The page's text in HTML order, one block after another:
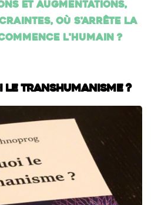
et augmentations,
où s'arrête la
l'humain ?
le transhumanisme ?